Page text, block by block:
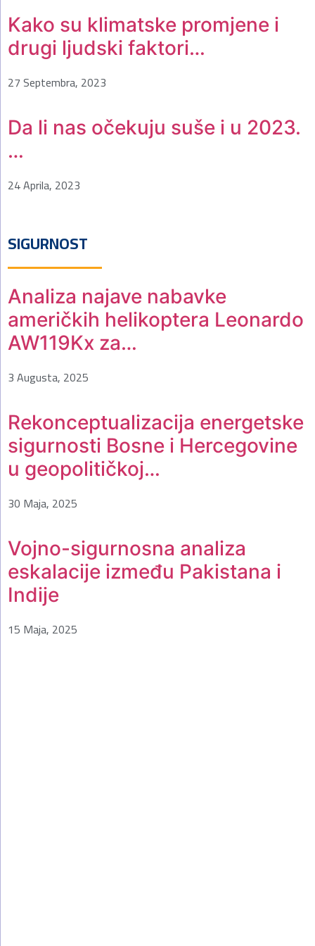
Kako su klimatske promjene i
drugi ljudski faktori…
27 Septembra, 2023
Da li nas očekuju suše i u 2023.
…
24 Aprila, 2023
SIGURNOST
Analiza najave nabavke
američkih helikoptera Leonardo
AW119Kx za…
3 Augusta, 2025
Rekonceptualizacija energetske
sigurnosti Bosne i Hercegovine
u geopolitičkoj…
30 Maja, 2025
Vojno-sigurnosna analiza
eskalacije između Pakistana i
Indije
15 Maja, 2025